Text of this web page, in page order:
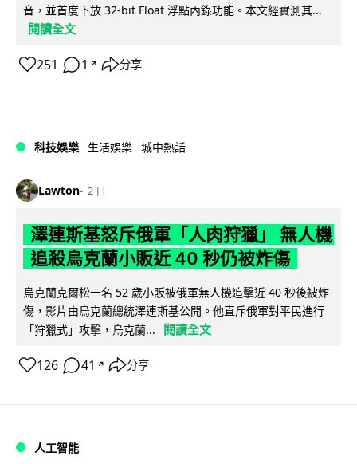
音，並首度下放 32-bit Float 浮點內錄功能。本文經實測其...
閱讀全文
251 1 ↗ 分享
科技娛樂 生活娛樂 城中熱話
Lawton 2 日
澤連斯基怒斥俄軍「人肉狩獵」 無人機
追殺烏克蘭小販近 40 秒仍被炸傷
烏克蘭克爾松一名 52 歲小販被俄軍無人機追擊近 40 秒後被炸
傷，影片由烏克蘭總統澤連斯基公開。他直斥俄軍對平民進行
「狩獵式」攻擊，烏克蘭...
閱讀全文
126 41 ↗ 分享
人工智能